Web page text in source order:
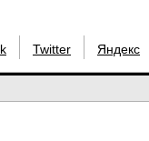
Twitter Яндекс